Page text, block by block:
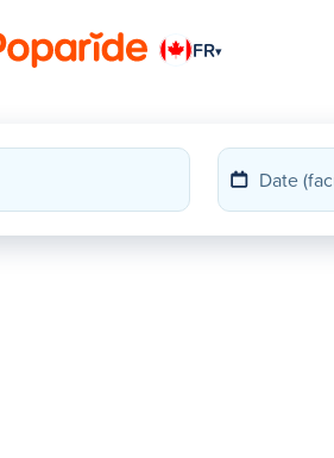
FR▾